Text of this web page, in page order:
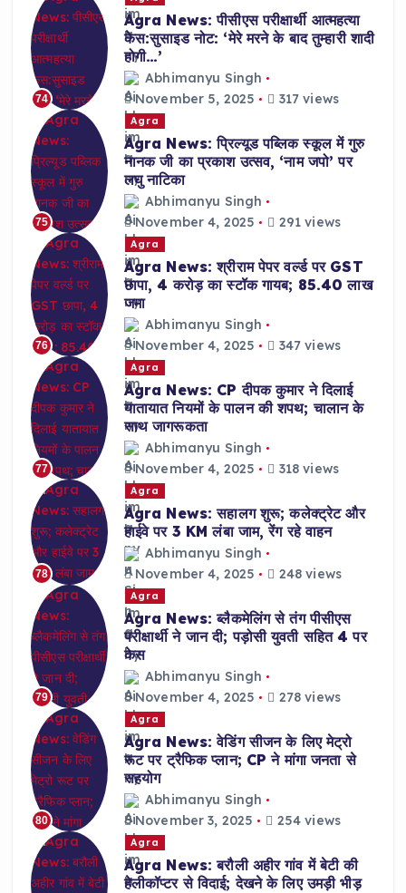
74
Agra News: पीसीएस परीक्षार्थी आत्महत्या
केस:सुसाइड नोट: ‘मेरे मरने के बाद तुम्हारी शादी
होगी…’
Abhimanyu Singh
November 5, 2025
317 views
75
Agra
Agra News: प्रिल्यूड पब्लिक स्कूल में गुरु
नानक जी का प्रकाश उत्सव, ‘नाम जपो’ पर
लघु नाटिका
Abhimanyu Singh
November 4, 2025
291 views
76
Agra
Agra News: श्रीराम पेपर वर्ल्ड पर GST
छापा, 4 करोड़ का स्टॉक गायब; 85.40 लाख
जमा
Abhimanyu Singh
November 4, 2025
347 views
77
Agra
Agra News: CP दीपक कुमार ने दिलाई
यातायात नियमों के पालन की शपथ; चालान के
साथ जागरूकता
Abhimanyu Singh
November 4, 2025
318 views
78
Agra
Agra News: सहालग शुरू; कलेक्ट्रेट और
हाईवे पर 3 KM लंबा जाम, रेंग रहे वाहन
Abhimanyu Singh
November 4, 2025
248 views
79
Agra
Agra News: ब्लैकमेलिंग से तंग पीसीएस
परीक्षार्थी ने जान दी; पड़ोसी युवती सहित 4 पर
केस
Abhimanyu Singh
November 4, 2025
278 views
80
Agra
Agra News: वेडिंग सीजन के लिए मेट्रो
रूट पर ट्रैफिक प्लान; CP ने मांगा जनता से
सहयोग
Abhimanyu Singh
November 3, 2025
254 views
Agra
Agra News: बरौली अहीर गांव में बेटी की
हेलीकॉप्टर से विदाई; देखने के लिए उमड़ी भीड़